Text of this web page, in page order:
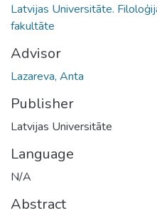
Latvijas Universitāte.
fakultāte
Advisor
Lazareva, Anta
Publisher
Latvijas Universitāte
Language
N/A
Abstract